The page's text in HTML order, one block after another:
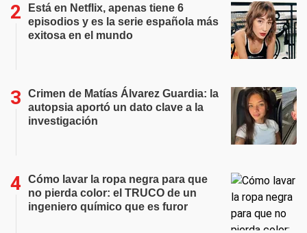
Está en Netflix, apenas tiene 6
episodios y es la serie española más
exitosa en el mundo
Crimen de Matías Álvarez Guardia: la
autopsia aportó un dato clave a la
investigación
Cómo lavar la ropa negra para que
no pierda color: el TRUCO de un
ingeniero químico que es furor